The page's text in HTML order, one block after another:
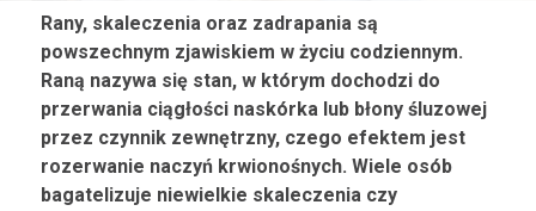
Rany, skaleczenia oraz zadrapania są
powszechnym zjawiskiem w życiu codziennym.
Raną nazywa się stan, w którym dochodzi do
przerwania ciągłości naskórka lub błony śluzowej
przez czynnik zewnętrzny, czego efektem jest
rozerwanie naczyń krwionośnych. Wiele osób
bagatelizuje niewielkie skaleczenia czy